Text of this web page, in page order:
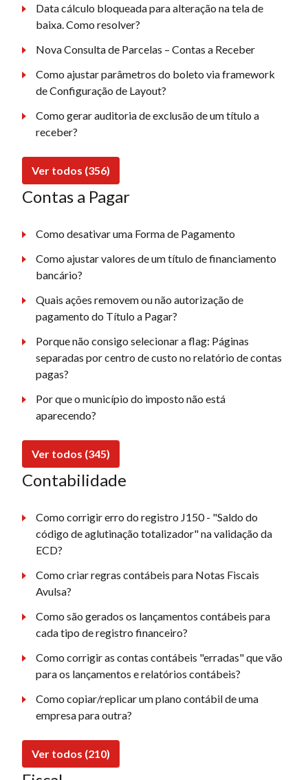
Data cálculo bloqueada para alteração na tela de
baixa. Como resolver?
Nova Consulta de Parcelas – Contas a Receber
Como ajustar parâmetros do boleto via framework
de Configuração de Layout?
Como gerar auditoria de exclusão de um título a
receber?
Ver todos (356)
Contas a Pagar
Como desativar uma Forma de Pagamento
Como ajustar valores de um título de financiamento
bancário?
Quais ações removem ou não autorização de
pagamento do Título a Pagar?
Porque não consigo selecionar a flag: Páginas
separadas por centro de custo no relatório de contas
pagas?
Por que o município do imposto não está
aparecendo?
Ver todos (345)
Contabilidade
Como corrigir erro do registro J150 - "Saldo do
código de aglutinação totalizador" na validação da
ECD?
Como criar regras contábeis para Notas Fiscais
Avulsa?
Como são gerados os lançamentos contábeis para
cada tipo de registro financeiro?
Como corrigir as contas contábeis "erradas" que vão
para os lançamentos e relatórios contábeis?
Como copiar/replicar um plano contábil de uma
empresa para outra?
Ver todos (210)